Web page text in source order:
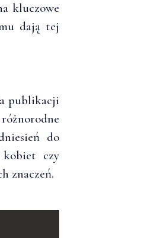
kluczowe
dają tej
publikacji
do
czy
znaczeń.